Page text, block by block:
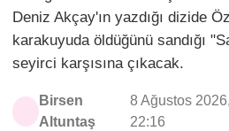
Deniz Akçay'ın yazdığı dizide
karakuyuda öldüğünü sandığı
seyirci karşısına çıkacak.
Birsen
Altuntaş
8 Ağustos
22:16